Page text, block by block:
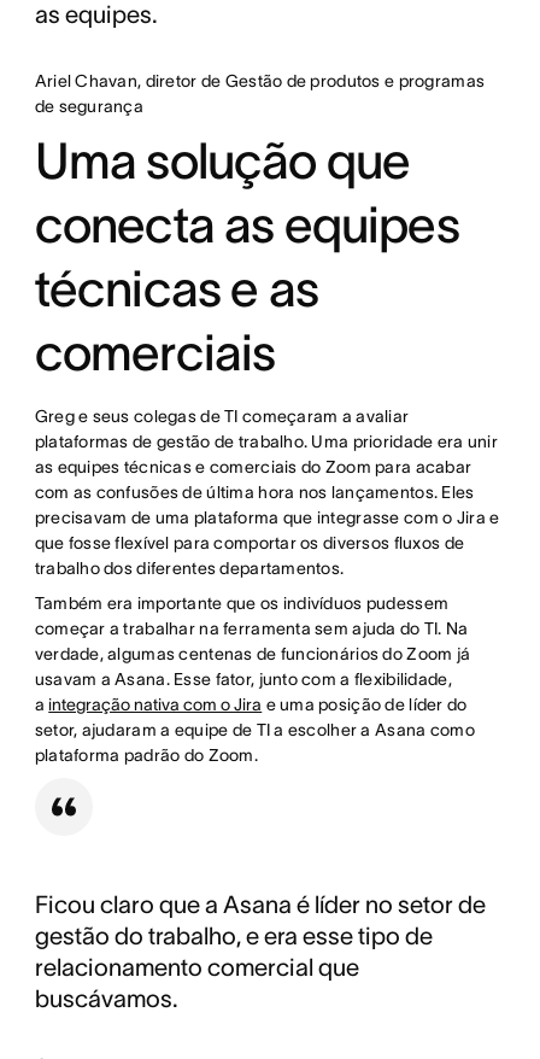
as equipes.
Ariel Chavan, diretor de Gestão de produtos e programas
de segurança
Uma solução que
conecta as equipes
técnicas e as
comerciais
Greg e seus colegas de TI começaram a avaliar
plataformas de gestão de trabalho. Uma prioridade era unir
as equipes técnicas e comerciais do Zoom para acabar
com as confusões de última hora nos lançamentos. Eles
precisavam de uma plataforma que integrasse com o Jira e
que fosse flexível para comportar os diversos fluxos de
trabalho dos diferentes departamentos.
Também era importante que os indivíduos pudessem
começar a trabalhar na ferramenta sem ajuda do TI. Na
verdade, algumas centenas de funcionários do Zoom já
usavam a Asana. Esse fator, junto com a flexibilidade,
aintegração nativa com o Jira e uma posição de líder do
setor, ajudaram a equipe de TI a escolher a Asana como
plataforma padrão do Zoom.
Ficou claro que a Asana é líder no setor de
gestão do trabalho, e era esse tipo de
relacionamento comercial que
buscávamos.